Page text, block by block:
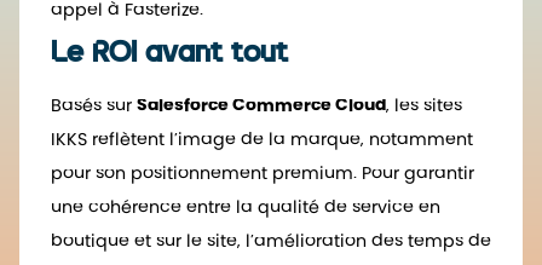
appel à Fasterize.
Le ROI avant tout
Basés sur Salesforce Commerce Cloud, les sites
IKKS reflètent l’image de la marque, notamment
pour son positionnement premium. Pour garantir
une cohérence entre la qualité de service en
boutique et sur le site, l’amélioration des temps de